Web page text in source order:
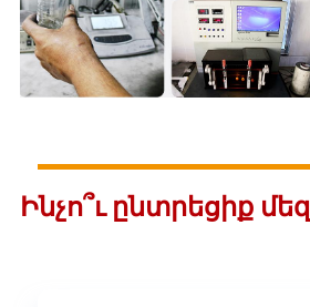
Ինչո՞ւ ընտրեցիք մեզ